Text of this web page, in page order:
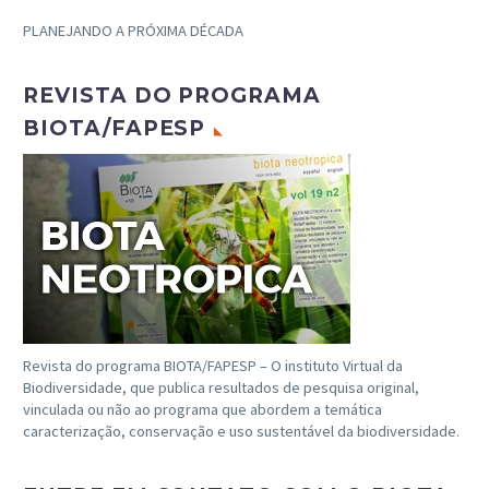
PLANEJANDO A PRÓXIMA DÉCADA
REVISTA DO PROGRAMA
BIOTA/FAPESP
Revista do programa BIOTA/FAPESP – O instituto Virtual da
Biodiversidade, que publica resultados de pesquisa original,
vinculada ou não ao programa que abordem a temática
caracterização, conservação e uso sustentável da biodiversidade.